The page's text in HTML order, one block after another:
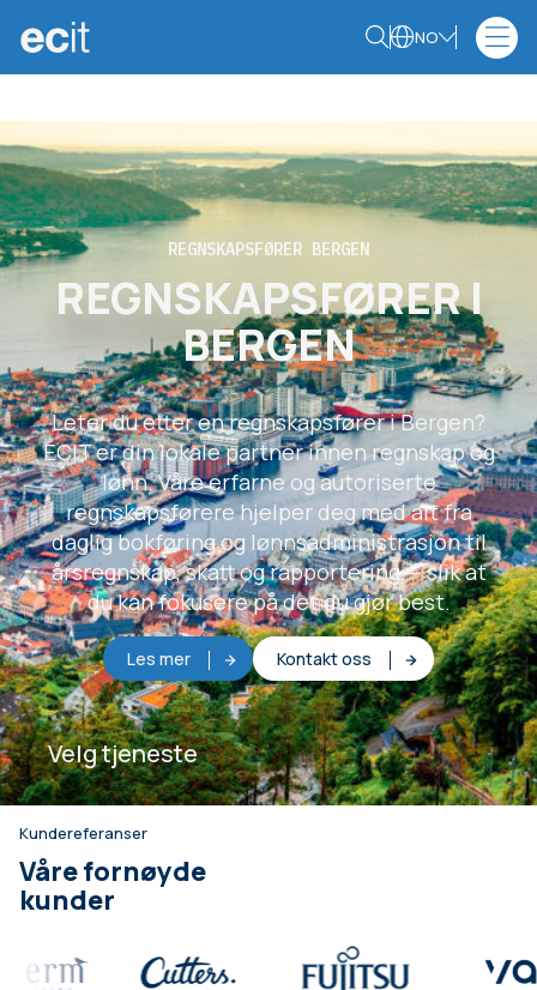
NO
REGNSKAPSFØRER BERGEN
REGNSKAPSFØRER I
BERGEN
Leter du etter en regnskapsfører i Bergen?
ECIT er din lokale partner innen regnskap og
lønn. Våre erfarne og autoriserte
regnskapsførere hjelper deg med alt fra
daglig bokføring og lønnsadministrasjon til
årsregnskap, skatt og rapportering — slik at
du kan fokusere på det du gjør best.
Les mer Kontakt oss
Velg tjeneste
Kundereferanser
Våre fornøyde
kunder